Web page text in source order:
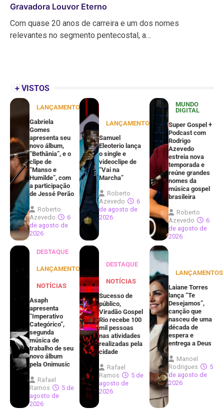
Gravadora Louvor Eterno
Com quase 20 anos de carreira e um dos nomes
relevantes no segmento pentecostal, a…
+ VISTOS
LANÇAMENTOS
Gabriela
Gomes
apresenta seu
novo álbum,
“Bethânia”, e o
clipe de
“Manso e
Humilde”, com
a participação
de Jessé Perão
Roberto
Azevedo
6
de agosto de
2026
LANÇAMENTOS
Samuel
Eleoterio lança
o single e
videoclipe de
“Vai na
Marcha”
Roberto
Azevedo
6
de agosto de
2026
MUNDO
DIGITAL
Super Gospel +
Podcast com
Rodrigo
Azevedo
estreia nova
temporada e
reúne grandes
nomes da
música gospel
brasileira
Roberto
Azevedo
6
de agosto de
2026
DESTAQUE
LANÇAMENTOS
NOTÍCIAS
Asaph
apresenta
“Imperativo
Categórico”,
segunda
música de
trabalho de seu
novo álbum
pela Onimusic
Rafael
Ramos
5 de
agosto de
2026
DESTAQUE
NOTÍCIAS
Sucesso de
público,
Viradão Gospel
Rio recebe 100
mil pessoas
nas atividades
realizadas pela
cidade
Rafael
Ramos
5 de
agosto de
2026
LANÇAMENTOS
Laiane Torres
lança “Te
Desejamos”,
canção que
nasceu de uma
década de
espera e
entrega a Deus
Manoel
Rodrigues
5
de agosto de
2026